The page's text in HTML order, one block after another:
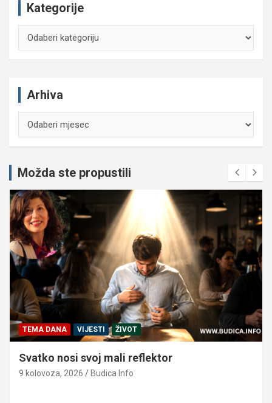
Kategorije
Arhiva
Možda ste propustili
TEMA DANA VIJESTI ŽIVOT
Svatko nosi svoj mali reflektor
9 kolovoza, 2026 Budica Info